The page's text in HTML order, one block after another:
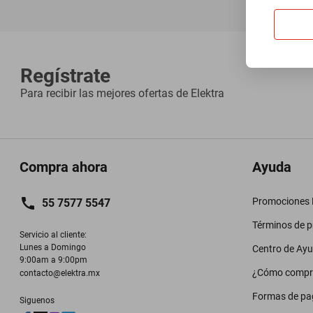
Regístrate
Para recibir las mejores ofertas de Elektra
Compra ahora
55 7577 5547
Servicio al cliente:
Lunes a Domingo
9:00am a 9:00pm
contacto@elektra.mx
Siguenos
Ayuda
Promociones
Términos de
Centro de
¿Cómo
Formas de